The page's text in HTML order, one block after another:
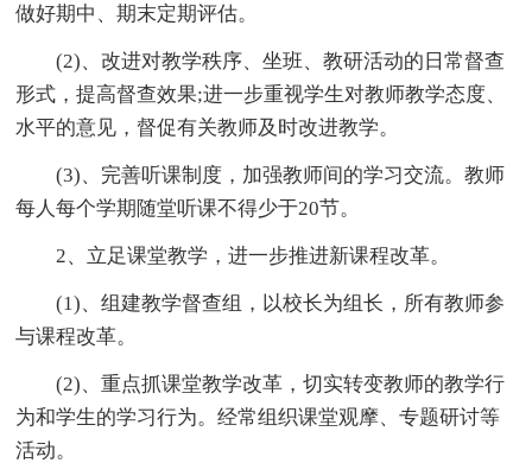
做好期中、期末定期评估。
(2)、改进对教学秩序、坐班、教研活动的日常督查
形式，提高督查效果;进一步重视学生对教师教学态度、
水平的意见，督促有关教师及时改进教学。
(3)、完善听课制度，加强教师间的学习交流。教师
每人每个学期随堂听课不得少于20节。
2、立足课堂教学，进一步推进新课程改革。
(1)、组建教学督查组，以校长为组长，所有教师参
与课程改革。
(2)、重点抓课堂教学改革，切实转变教师的教学行
为和学生的学习行为。经常组织课堂观摩、专题研讨等
活动。